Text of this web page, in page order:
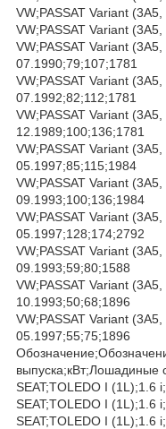
VW;PASSAT Variant
VW;PASSAT Variant
VW;PASSAT Variant
07.1990;79;107;1781
VW;PASSAT Variant
07.1992;82;112;1781
VW;PASSAT Variant
12.1989;100;136;1781
VW;PASSAT Variant
05.1997;85;115;1984
VW;PASSAT Variant
09.1993;100;136;1984
VW;PASSAT Variant
05.1997;128;174;2792
VW;PASSAT Variant
09.1993;59;80;1588
VW;PASSAT Variant
10.1993;50;68;1896
VW;PASSAT Variant
05.1997;55;75;1896
выпуска;кВт;Лошадиные
SEAT;TOLEDO I (1L);1.6
SEAT;TOLEDO I (1L);1.6
SEAT;TOLEDO I (1L);1.6